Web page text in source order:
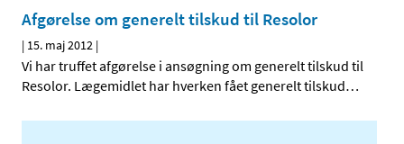
Afgørelse om generelt tilskud til Resolor
| 15. maj 2012 |
Vi har truffet afgørelse i ansøgning om generelt tilskud til
Resolor. Lægemidlet har hverken fået generelt tilskud…